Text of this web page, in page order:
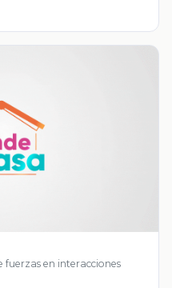
fuerzas en interacciones